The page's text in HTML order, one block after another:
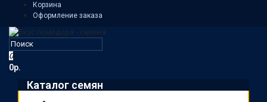
Корзина
Оформление заказа
0
0р.
Каталог семян